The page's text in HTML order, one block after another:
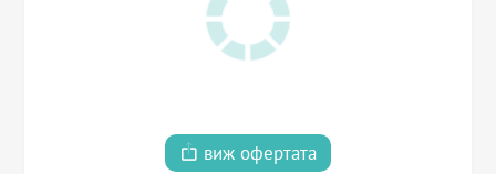
виж офертата